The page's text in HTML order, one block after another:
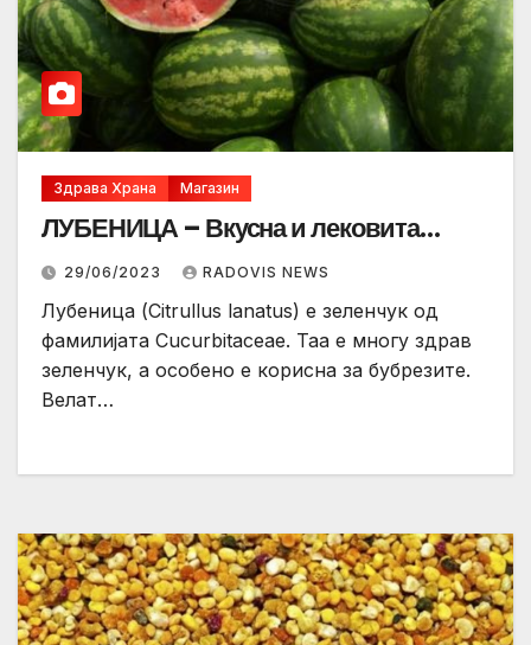
Здрава Храна Магазин
ЛУБЕНИЦА – Вкусна и лековита…
29/06/2023 RADOVIS NEWS
Лубеница (Citrullus lanatus) е зеленчук од
фамилијата Cucurbitaceae. Таа е многу здрав
зеленчук, а особено е корисна за бубрезите.
Велат…